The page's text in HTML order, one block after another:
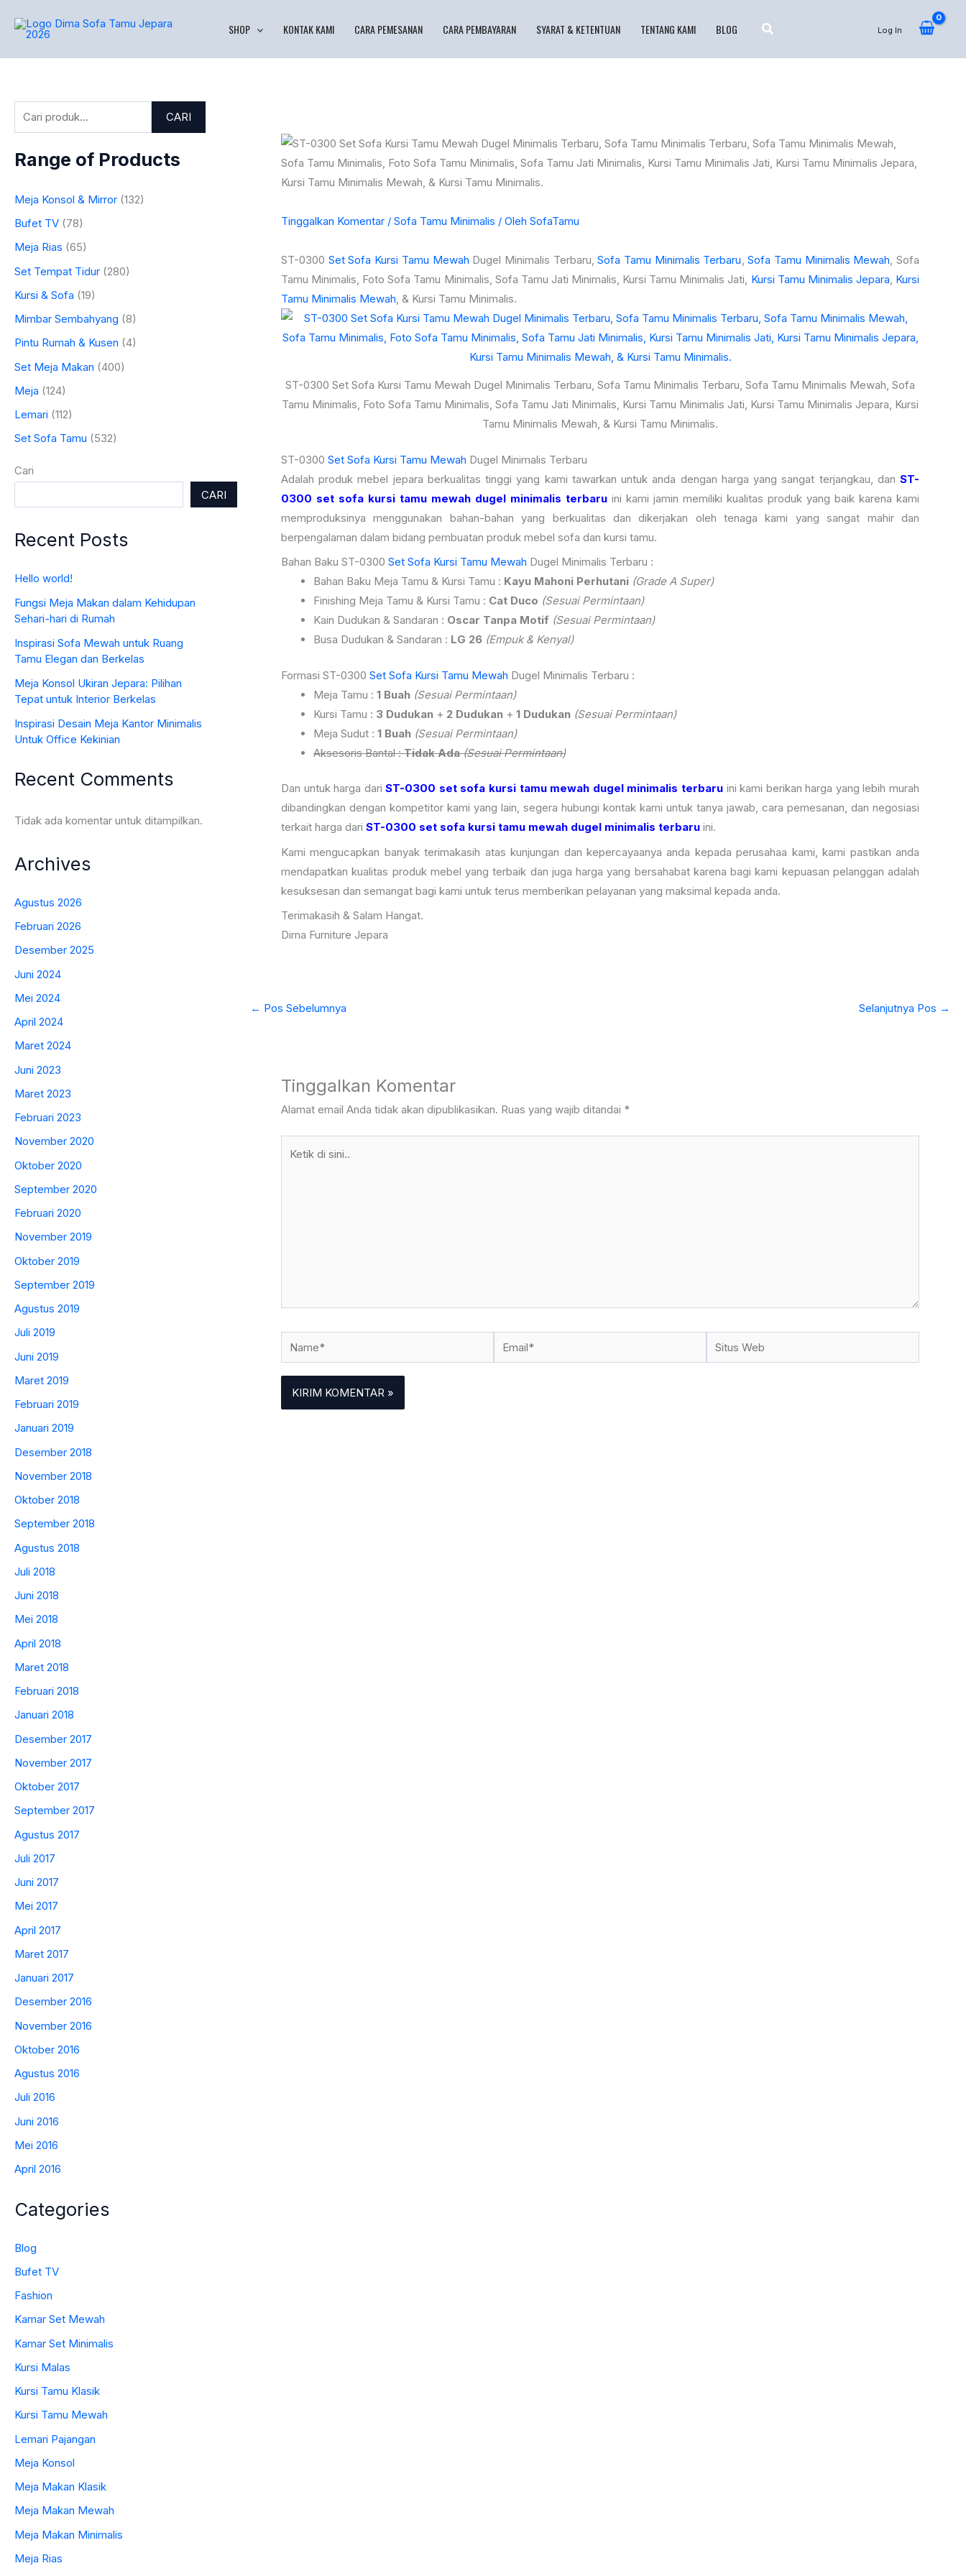
SHOP KONTAK KAMI CARA PEMESANAN CARA PEMBAYARAN SYARAT & KETENTUAN TENTANG KAMI BLOG Log In
e
a
u
n
t
u
k
:
CARI
Range of Products
Meja Konsol & Mirror (132)
Bufet TV (78)
Meja Rias (65)
Set Tempat Tidur (280)
Kursi & Sofa (19)
Mimbar Sembahyang (8)
Pintu Rumah & Kusen (4)
Set Meja Makan (400)
Meja (124)
Lemari (112)
Set Sofa Tamu (532)
Cari
CARI
Recent Posts
Hello world!
Fungsi Meja Makan dalam Kehidupan
Sehari-hari di Rumah
Inspirasi Sofa Mewah untuk Ruang
Tamu Elegan dan Berkelas
Meja Konsol Ukiran Jepara: Pilihan
Tepat untuk Interior Berkelas
Inspirasi Desain Meja Kantor Minimalis
Untuk Office Kekinian
Recent Comments
Tidak ada komentar untuk ditampilkan.
Archives
Agustus 2026
Februari 2026
Desember 2025
Juni 2024
Mei 2024
April 2024
Maret 2024
Juni 2023
Maret 2023
Februari 2023
November 2020
Oktober 2020
September 2020
Februari 2020
November 2019
Oktober 2019
September 2019
Agustus 2019
Juli 2019
Juni 2019
Maret 2019
Februari 2019
Januari 2019
Desember 2018
November 2018
Oktober 2018
September 2018
Agustus 2018
Juli 2018
Juni 2018
Mei 2018
April 2018
Maret 2018
Februari 2018
Januari 2018
Desember 2017
November 2017
Oktober 2017
September 2017
Agustus 2017
Juli 2017
Juni 2017
Mei 2017
April 2017
Maret 2017
Januari 2017
Desember 2016
November 2016
Oktober 2016
Agustus 2016
Juli 2016
Juni 2016
Mei 2016
April 2016
Categories
Blog
Bufet TV
Fashion
Kamar Set Mewah
Kamar Set Minimalis
Kursi Malas
Kursi Tamu Klasik
Kursi Tamu Mewah
Lemari Pajangan
Meja Konsol
Meja Makan Klasik
Meja Makan Mewah
Meja Makan Minimalis
Meja Rias
Tinggalkan Komentar / Sofa Tamu Minimalis / Oleh SofaTamu
ST-0300 Set Sofa Kursi Tamu Mewah Dugel Minimalis Terbaru,Sofa Tamu Minimalis Terbaru,Sofa Tamu Minimalis Mewah, Sofa
Tamu Minimalis, Foto Sofa Tamu Minimalis, Sofa Tamu Jati Minimalis, Kursi Tamu Minimalis Jati, Kursi Tamu Minimalis Jepara, Kursi
Tamu Minimalis Mewah, & Kursi Tamu Minimalis.
ST-0300 Set Sofa Kursi Tamu Mewah Dugel Minimalis Terbaru, Sofa Tamu Minimalis Terbaru, Sofa Tamu Minimalis Mewah, Sofa
Tamu Minimalis, Foto Sofa Tamu Minimalis, Sofa Tamu Jati Minimalis, Kursi Tamu Minimalis Jati, Kursi Tamu Minimalis Jepara, Kursi
Tamu Minimalis Mewah, & Kursi Tamu Minimalis.
ST-0300 Set Sofa Kursi Tamu Mewah Dugel Minimalis Terbaru
Adalah produk mebel jepara berkualitas tinggi yang kami tawarkan untuk anda dengan harga yang sangat terjangkau, dan ST-
0300 set sofa kursi tamu mewah dugel minimalis terbaru ini kami jamin memiliki kualitas produk yang baik karena kami
memproduksinya menggunakan bahan-bahan yang berkualitas dan dikerjakan oleh tenaga kami yang sangat mahir dan
berpengalaman dalam bidang pembuatan produk mebel sofa dan kursi tamu.
Bahan Baku ST-0300 Set Sofa Kursi Tamu Mewah Dugel Minimalis Terbaru :
Bahan Baku Meja Tamu & Kursi Tamu : Kayu Mahoni Perhutani (Grade A Super)
Finishing Meja Tamu & Kursi Tamu : Cat Duco (Sesuai Permintaan)
Kain Dudukan & Sandaran : Oscar Tanpa Motif (Sesuai Permintaan)
Busa Dudukan & Sandaran : LG 26 (Empuk & Kenyal)
Formasi ST-0300 Set Sofa Kursi Tamu Mewah Dugel Minimalis Terbaru :
Meja Tamu : 1 Buah (Sesuai Permintaan)
Kursi Tamu : 3 Dudukan + 2 Dudukan + 1 Dudukan (Sesuai Permintaan)
Meja Sudut : 1 Buah (Sesuai Permintaan)
Aksesoris Bantal :Tidak Ada (Sesuai Permintaan)
Dan untuk harga dariST-0300 set sofa kursi tamu mewah dugel minimalis terbaruini kami berikan harga yang lebih murah
dibandingkan dengan kompetitor kami yang lain, segera hubungi kontak kami untuk tanya jawab, cara pemesanan, dan negosiasi
terkait harga dari ST-0300 set sofa kursi tamu mewah dugel minimalis terbaru ini.
Kami mengucapkan banyak terimakasih atas kunjungan dan kepercayaanya anda kepada perusahaa kami, kami pastikan anda
mendapatkan kualitas produk mebel yang terbaik dan juga harga yang bersahabat karena bagi kami kepuasan pelanggan adalah
kesuksesan dan semangat bagi kami untuk terus memberikan pelayanan yang maksimal kepada anda.
Terimakasih & Salam Hangat.
Dima Furniture Jepara
← Pos Sebelumnya Selanjutnya Pos →
Tinggalkan Komentar
Alamat email Anda tidak akan dipublikasikan. Ruas yang wajib ditandai *
Name* Email*
Situs
Web